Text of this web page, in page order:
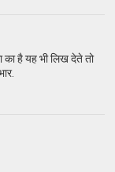
का है यह भी लिख देते तो